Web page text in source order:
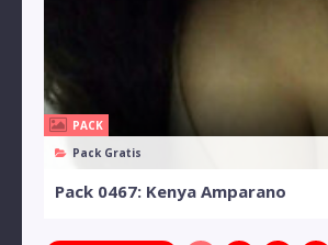
PACK
Pack Gratis
Pack 0467: Kenya Amparano